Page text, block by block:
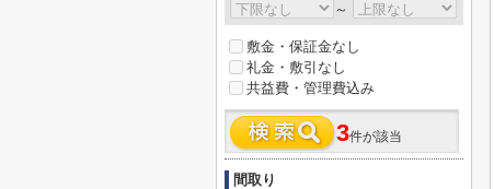
～
敷金・保証金なし
礼金・敷引なし
共益費・管理費込み
3件が該当
間取り